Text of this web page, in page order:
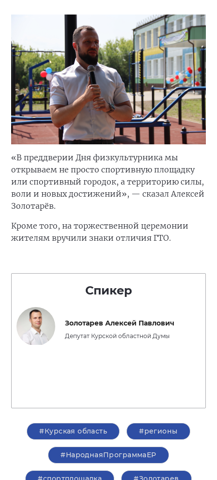
«В преддверии Дня физкультурника мы
открываем не просто спортивную площадку
или спортивный городок, а территорию силы,
воли и новых достижений», — сказал Алексей
Золотарёв.
Кроме того, на торжественной церемонии
жителям вручили знаки отличия ГТО.
Спикер
Золотарев Алексей Павлович
Депутат Курской областной Думы
#Курская область #регионы
#НароднаяПрограммаЕР